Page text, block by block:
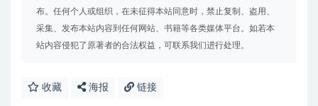
布。任何个人或组织，在未征得本站同意时，禁止复制、盗用、
采集、发布本站内容到任何网站、书籍等各类媒体平台。如若本
站内容侵犯了原著者的合法权益，可联系我们进行处理。
收藏 海报 链接